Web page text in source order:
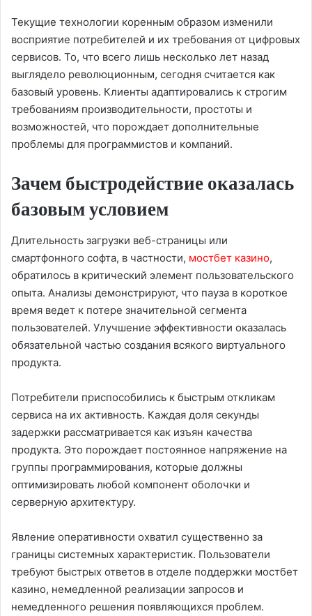
Текущие технологии коренным образом изменили
восприятие потребителей и их требования от цифровых
сервисов. То, что всего лишь несколько лет назад
выглядело революционным, сегодня считается как
базовый уровень. Клиенты адаптировались к строгим
требованиям производительности, простоты и
возможностей, что порождает дополнительные
проблемы для программистов и компаний.
Зачем быстродействие оказалась
базовым условием
Длительность загрузки веб-страницы или
смартфонного софта, в частности, мостбет казино,
обратилось в критический элемент пользовательского
опыта. Анализы демонстрируют, что пауза в короткое
время ведет к потере значительной сегмента
пользователей. Улучшение эффективности оказалась
обязательной частью создания всякого виртуального
продукта.
Потребители приспособились к быстрым откликам
сервиса на их активность. Каждая доля секунды
задержки рассматривается как изъян качества
продукта. Это порождает постоянное напряжение на
группы программирования, которые должны
оптимизировать любой компонент оболочки и
серверную архитектуру.
Явление оперативности охватил существенно за
границы системных характеристик. Пользователи
требуют быстрых ответов в отделе поддержки мостбет
казино, немедленной реализации запросов и
немедленного решения появляющихся проблем.